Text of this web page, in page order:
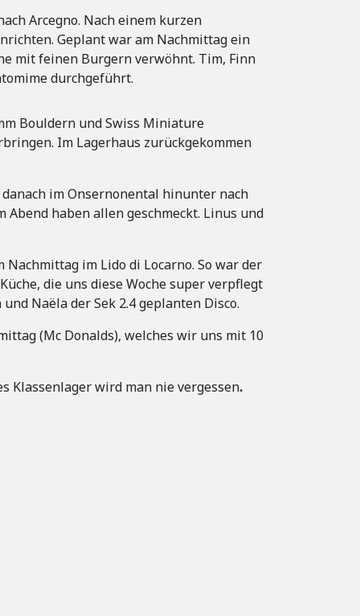
Arcegno. Nach einem kurzen
Geplant war am Nachmittag ein
mit feinen Burgern verwöhnt. Tim, Finn
durchgeführt.
Bouldern und Swiss Miniature
Im Lagerhaus zurückgekommen
im Onsernonental hinunter nach
haben allen geschmeckt. Linus und
im Lido di Locarno. So war der
die uns diese Woche super verpflegt
Naëla der Sek 2.4 geplanten Disco.
(Mc Donalds), welches wir uns mit 10
Klassenlager wird man nie vergessen.